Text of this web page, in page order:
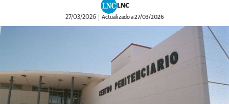
LNC
27/03/2026 Actualizado a 27/03/2026